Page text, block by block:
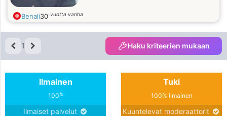
Benali30 vuotta vanha
1 Haku kriteerien mukaan
Ilmainen
100%
Ilmaiset palvelut
Tuki
100% ilmainen
Kuuntelevat moderaattorit